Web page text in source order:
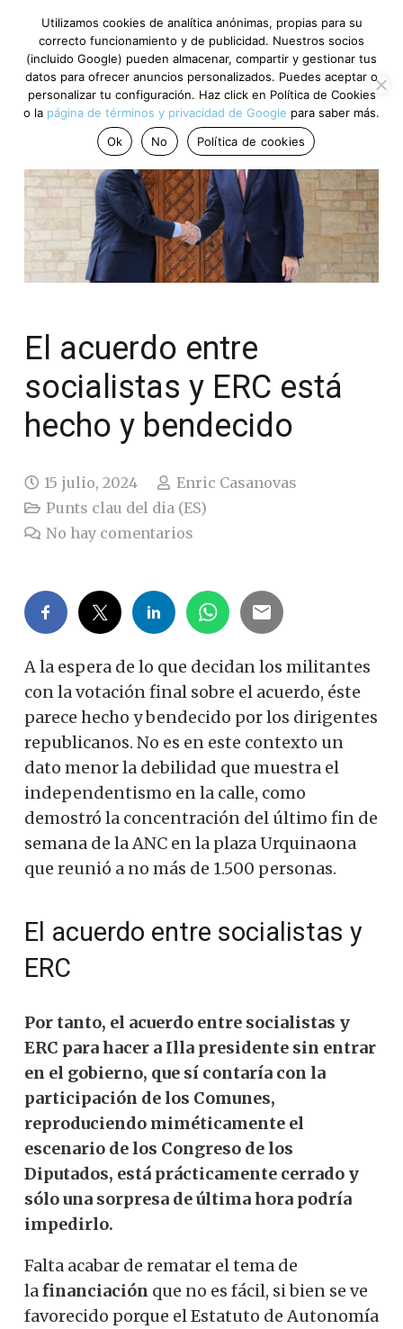
El acuerdo entre
socialistas y ERC está
hecho y bendecido
15 julio, 2024
Enric Casanovas
Punts clau del dia (ES)
No hay comentarios
A la espera de lo que decidan los militantes
con la votación final sobre el acuerdo, éste
parece hecho y bendecido por los dirigentes
republicanos. No es en este contexto un
dato menor la debilidad que muestra el
independentismo en la calle, como
demostró la concentración del último fin de
semana de la ANC en la plaza Urquinaona
que reunió a no más de 1.500 personas.
El acuerdo entre socialistas y
ERC
Por tanto, el acuerdo entre socialistas y
ERC para hacer a Illa presidente sin entrar
en el gobierno, que sí contaría con la
participación de los Comunes,
reproduciendo miméticamente el
escenario de los Congreso de los
Diputados, está prácticamente cerrado y
sólo una sorpresa de última hora podría
impedirlo.
Falta acabar de rematar el tema de
lafinanciación que no es fácil, si bien se ve
favorecido porque el Estatuto de Autonomía
Utilizamos cookies de analítica anónimas, propias para su
correcto funcionamiento y de publicidad. Nuestros socios
(incluido Google) pueden almacenar, compartir y gestionar tus
datos para ofrecer anuncios personalizados. Puedes aceptar o
personalizar tu configuración. Haz click en Política de Cookies
o la página de términos y privacidad de Google para saber más.
Ok
No Política de cookies